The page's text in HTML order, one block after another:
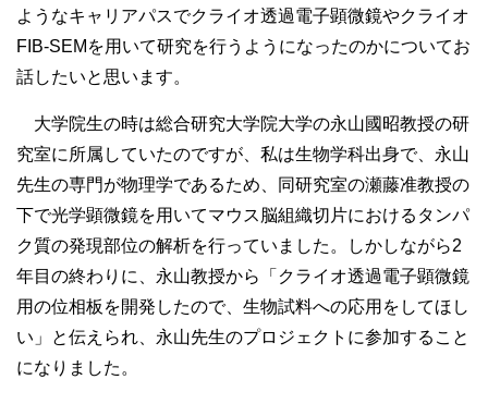
ようなキャリアパスでクライオ透過電子顕微鏡やクライオ
FIB-SEMを用いて研究を行うようになったのかについてお
話したいと思います。
大学院生の時は総合研究大学院大学の永山國昭教授の研
究室に所属していたのですが、私は生物学科出身で、永山
先生の専門が物理学であるため、同研究室の瀬藤准教授の
下で光学顕微鏡を用いてマウス脳組織切片におけるタンパ
ク質の発現部位の解析を行っていました。しかしながら2
年目の終わりに、永山教授から「クライオ透過電子顕微鏡
用の位相板を開発したので、生物試料への応用をしてほし
い」と伝えられ、永山先生のプロジェクトに参加すること
になりました。